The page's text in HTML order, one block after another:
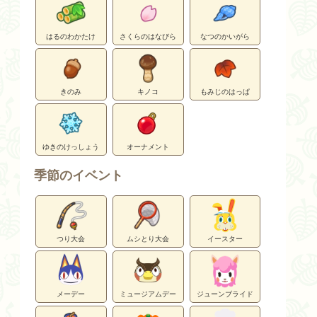
はるのわかたけ さくらのはなびら なつのかいがら
きのみ キノコ もみじのはっぱ
ゆきのけっしょう オーナメント
季節のイベント
つり大会 ムシとり大会 イースター
メーデー ミュージアムデー ジューンブライド